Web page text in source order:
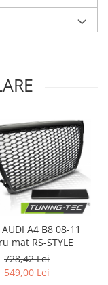
AUDI A4 B8 08-11
mat RS-STYLE
728,42 Lei
549,00 Lei